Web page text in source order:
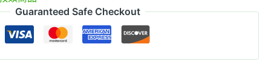
Guaranteed Safe Checkout